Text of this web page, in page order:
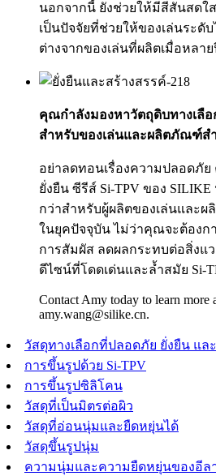
นอกจากนี้ ยังช่วยให้มีสีสันสด
เป็นปัจจัยที่ช่วยให้ของเล่นระดั
ต่างจากของเล่นที่ผลิตเมื่อหลา
คุณกำลังมองหาวัตถุดิบทางเลื
สำหรับของเล่นและผลิตภัณฑ์ส
อย่าลดทอนเรื่องความปลอดภั
ยั่งยืน ซีรีส์ Si-TPV ของ
กว่าสำหรับผู้ผลิตของเล่นและ
ในยุคปัจจุบัน ไม่ว่าคุณจะต้องก
การสัมผัส ลดผลกระทบต่อสิ่งแ
ดีไซน์ที่โดดเด่นและล้ำสมัย Si-
Contact Amy today to learn more
amy.wang@silike.cn.
วัสดุทางเลือกที่ปลอดภัย ยั่งยืน แ
การขึ้นรูปด้วย Si-TPV
การขึ้นรูปซิลิโคน
วัสดุที่เป็นมิตรต่อผิว
วัสดุที่อ่อนนุ่มและยืดหยุ่นได้
วัสดุขึ้นรูปนุ่ม
ความนุ่มและความยืดหยุ่นของอีล